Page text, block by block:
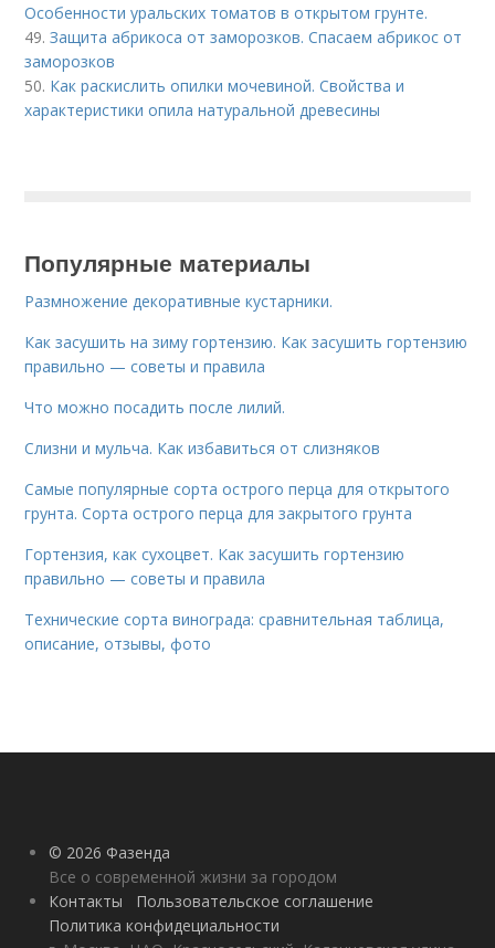
Особенности уральских томатов в открытом грунте.
49.Защита абрикоса от заморозков. Спасаем абрикос от
заморозков
50. Как раскислить опилки мочевиной. Свойства и
характеристики опила натуральной древесины
Популярные материалы
Размножение декоративные кустарники.
Как засушить на зиму гортензию. Как засушить гортензию
правильно — советы и правила
Что можно посадить после лилий.
Слизни и мульча. Как избавиться от слизняков
Самые популярные сорта острого перца для открытого
грунта. Сорта острого перца для закрытого грунта
Гортензия, как сухоцвет. Как засушить гортензию
правильно — советы и правила
Технические сорта винограда: сравнительная таблица,
описание, отзывы, фото
© 2026 Фазенда
Все о современной жизни за городом
Контакты
Пользовательское соглашение
Политика конфидециальности